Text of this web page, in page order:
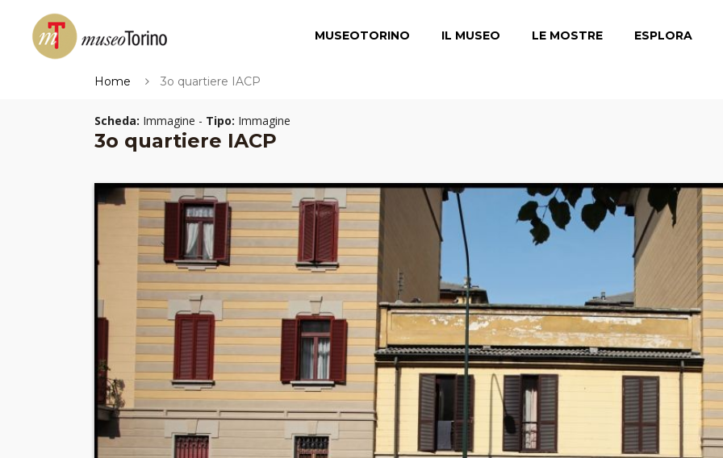
MUSEOTORINO IL MUSEO LE MOSTRE ESPLORA
Home 3o quartiere IACP
Scheda: Immagine - Tipo: Immagine
3o quartiere IACP